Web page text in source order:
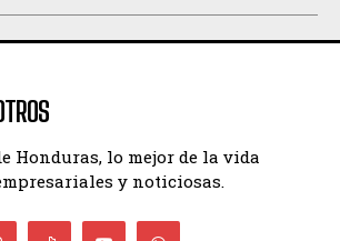
Honduras, lo mejor de la vida
y noticiosas.